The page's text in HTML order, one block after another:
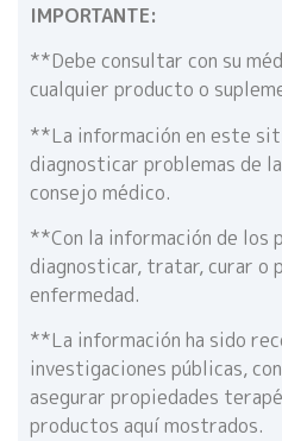
IMPORTANTE:
**Debe consultar con su
cualquier producto o
**La información en este
diagnosticar problemas de
consejo médico.
**Con la información de los
diagnosticar, tratar, curar o
enfermedad.
**La información ha sido
investigaciones públicas,
asegurar propiedades
productos aquí mostrados.